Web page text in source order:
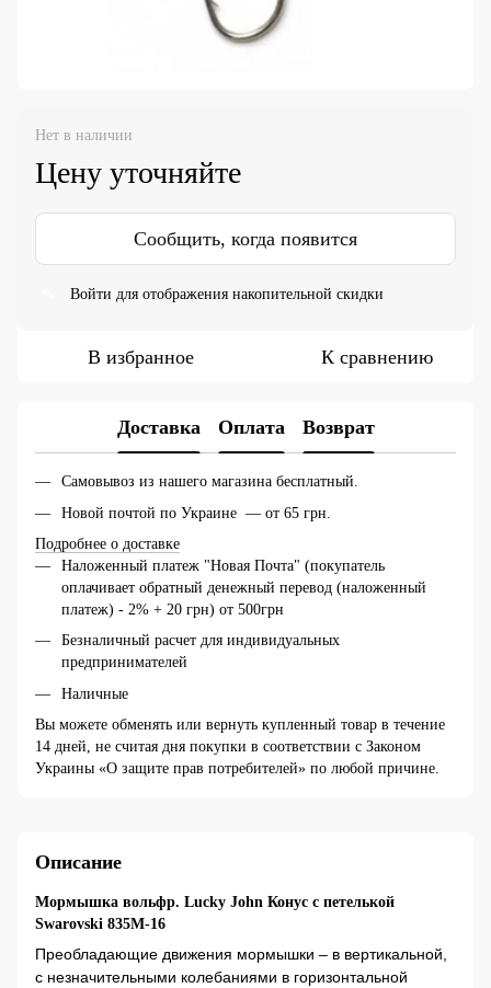
Нет в наличии
Цену уточняйте
Сообщить, когда появится
Войти для отображения накопительной скидки
В избранное К сравнению
Доставка Оплата Возврат
Самовывоз из нашего магазина бесплатный.
Новой почтой по Украине — от 65 грн.
Подробнее о доставке
Наложенный платеж "Новая Почта" (покупатель
оплачивает обратный денежный перевод (наложенный
платеж) - 2% + 20 грн) от 500грн
Безналичный расчет для индивидуальных
предпринимателей
Наличные
Вы можете обменять или вернуть купленный товар в течение
14 дней, не считая дня покупки в соответствии с Законом
Украины «О защите прав потребителей» по любой причине.
Описание
Мормышка вольфр. Lucky John Конус с петелькой
Swarovski 835M-16
Преобладающие движения мормышки – в вертикальной,
с незначительными колебаниями в горизонтальной